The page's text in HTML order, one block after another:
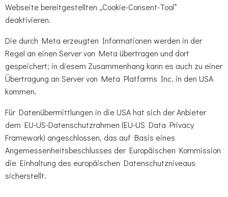
Webseite bereitgestellten „Cookie-Consent-Tool“
deaktivieren.
Die durch Meta erzeugten Informationen werden in der
Regel an einen Server von Meta übertragen und dort
gespeichert; in diesem Zusammenhang kann es auch zu einer
Übertragung an Server von Meta Platforms Inc. in den USA
kommen.
Für Datenübermittlungen in die USA hat sich der Anbieter
dem EU-US-Datenschutzrahmen (EU-US Data Privacy
Framework) angeschlossen, das auf Basis eines
Angemessenheitsbeschlusses der Europäischen Kommission
die Einhaltung des europäischen Datenschutzniveaus
sicherstellt.